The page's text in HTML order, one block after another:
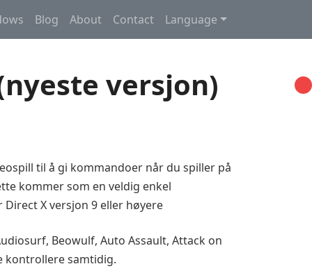
Blog About Contact Language
versjon)
til å gi kommandoer når du spiller på
kommer som en veldig enkel
X versjon 9 eller høyere
Beowulf, Auto Assault, Attack on
kontrollere samtidig.